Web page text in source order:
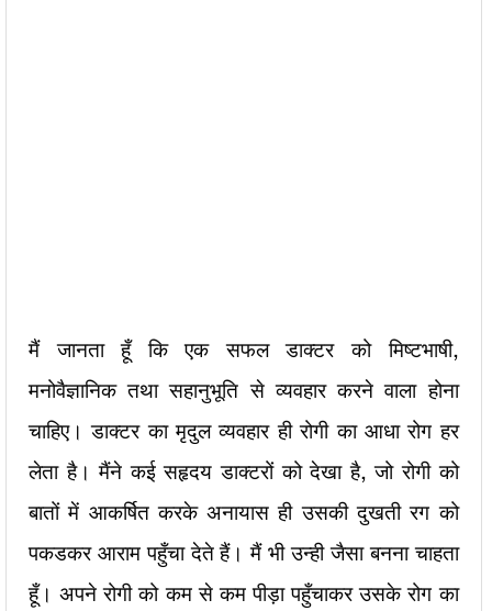
मैं जानता हूँ कि एक सफल डाक्टर को मिष्टभाषी,
मनोवैज्ञानिक तथा सहानुभूति से व्यवहार करने वाला होना
चाहिए। डाक्टर का मृदुल व्यवहार ही रोगी का आधा रोग हर
लेता है। मैंने कई सहृदय डाक्टरों को देखा है, जो रोगी को
बातों में आकर्षित करके अनायास ही उसकी दुखती रग को
पकडकर आराम पहुँचा देते हैं। मैं भी उन्ही जैसा बनना चाहता
हूँ। अपने रोगी को कम से कम पीड़ा पहुँचाकर उसके रोग का